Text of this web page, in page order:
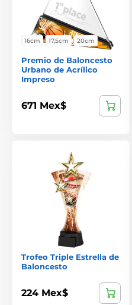
16cm 17,5cm 20cm
Premio de Baloncesto
Urbano de Acrílico
Impreso
671 Mex$
Trofeo Triple Estrella de
Baloncesto
224 Mex$